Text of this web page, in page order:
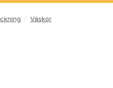
/ Väskor